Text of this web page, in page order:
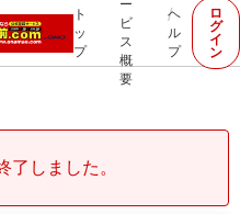
ト
ッ
プ
ー
ビ
ス
概
要
ヘ
ル
プ
ロ
グ
イ
ン
了しました。